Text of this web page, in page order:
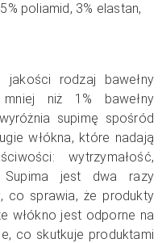
poliamid, 3% elastan,
jakości rodzaj bawełny
niż 1% bawełny
supimę spośród
włókna, które nadają
wytrzymałość,
jest dwa razy
co sprawia, że ​​produkty
włókno jest odporne na
co skutkuje produktami